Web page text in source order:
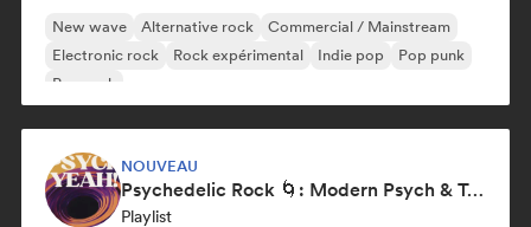
New wave Alternative rock
Commercial / Mainstream
Electronic rock
Rock expérimental Indie pop
Pop punk
Pop rock
NOUVEAU
Psychedelic Rock 🌀: Modern Psych & Turkish Vibes
Playlist